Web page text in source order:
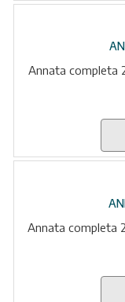
Annata completa
Annata completa